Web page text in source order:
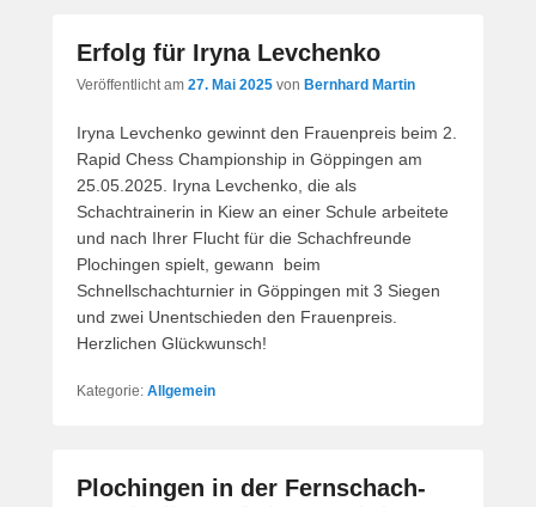
Erfolg für Iryna Levchenko
Veröffentlicht am 27. Mai 2025 von Bernhard Martin
Iryna Levchenko gewinnt den Frauenpreis beim 2.
Rapid Chess Championship in Göppingen am
25.05.2025. Iryna Levchenko, die als
Schachtrainerin in Kiew an einer Schule arbeitete
und nach Ihrer Flucht für die Schachfreunde
Plochingen spielt, gewann beim
Schnellschachturnier in Göppingen mit 3 Siegen
und zwei Unentschieden den Frauenpreis.
Herzlichen Glückwunsch!
Kategorie: Allgemein
Plochingen in der Fernschach-